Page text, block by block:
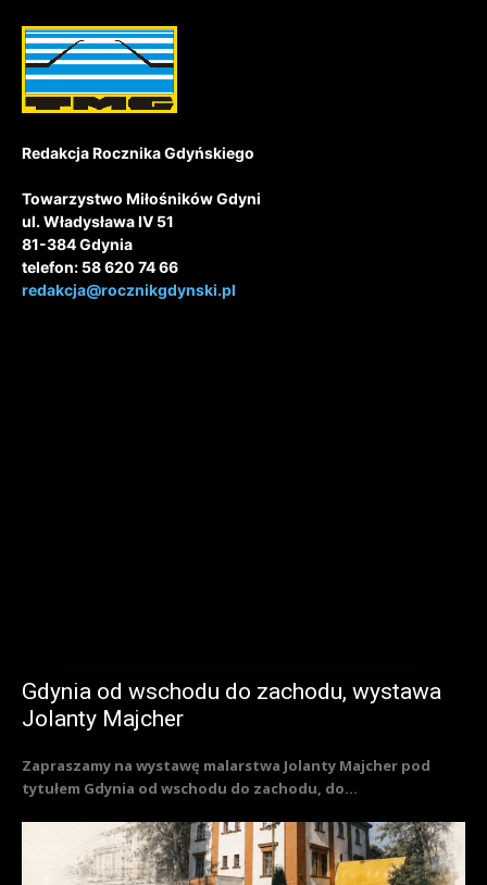
Redakcja Rocznika Gdyńskiego
Towarzystwo Miłośników Gdyni
ul. Władysława IV 51
81-384 Gdynia
telefon: 58 620 74 66
redakcja@rocznikgdynski.pl
Gdynia od wschodu do zachodu, wystawa
Jolanty Majcher
Zapraszamy na wystawę malarstwa Jolanty Majcher pod
tytułem Gdynia od wschodu do zachodu, do...